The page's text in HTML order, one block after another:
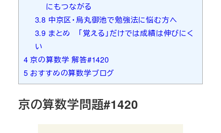
にもつながる
3.8 中京区・烏丸御池で勉強法に悩む方へ
3.9 まとめ 「覚える」だけでは成績は伸びにく
い
4 京の算数学 解答#1420
5 おすすめの算数学ブログ
京の算数学問題#1420